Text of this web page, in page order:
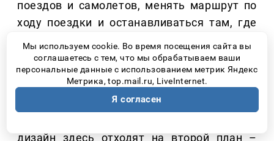
поездов и самолетов, менять маршрут по
ходу поездки и останавливаться там, где
действительно хочется.
Но уже после первых нескольких часов в
дороге становится понятно, что для
путешествий подходит далеко не каждый
дизайн здесь отходят на второй план –
Мы используем cookie. Во время посещения сайта вы
соглашаетесь с тем, что мы обрабатываем ваши
персональные данные с использованием метрик Яндекс
Метрика, top.mail.ru, LiveInternet.
Я согласен